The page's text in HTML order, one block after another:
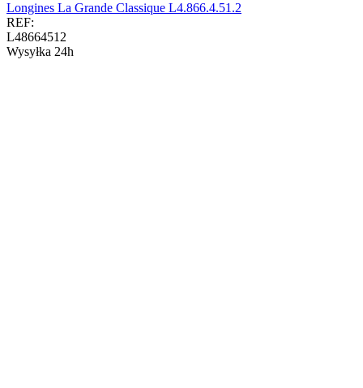
Longines La Grande Classique L4.866.4.51.2
REF:
L48664512
Wysyłka 24h